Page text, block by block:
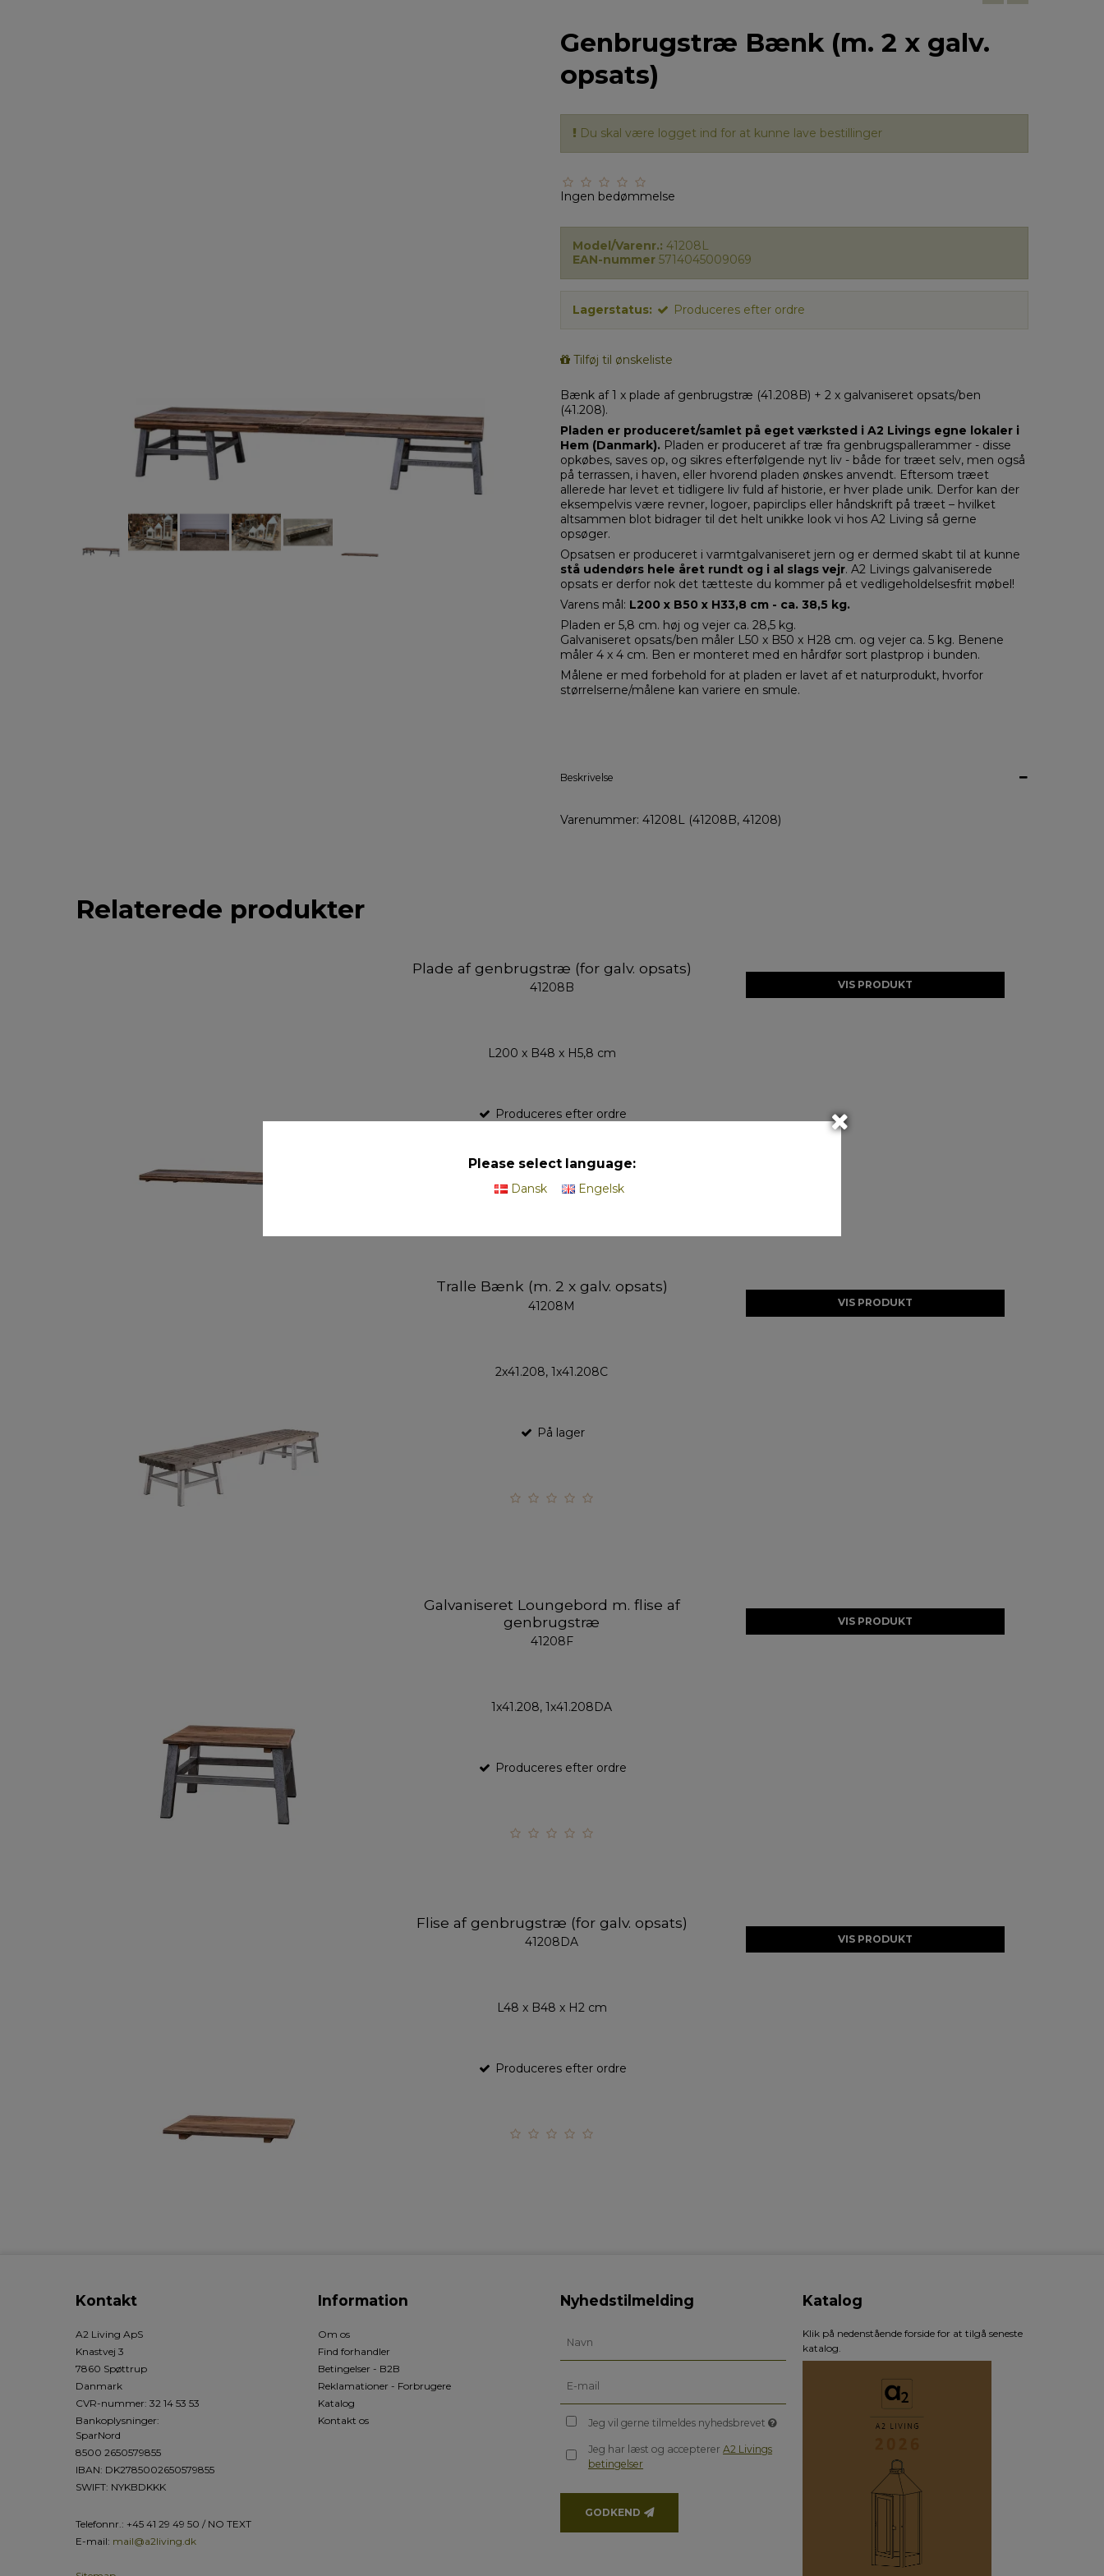
Genbrugstræ Bænk (m. 2 x galv.
opsats)
Du skal være logget ind for at kunne lave bestillinger
Ingen bedømmelse
Model/Varenr.: 41208L
EAN-nummer 5714045009069
Lagerstatus: Produceres efter ordre
Tilføj til ønskeliste
Bænk af 1 x plade af genbrugstræ (41.208B) + 2 x galvaniseret opsats/ben
(41.208).
Pladen er produceret/samlet på eget værksted i A2 Livings egne lokaler i
Hem (Danmark). Pladen er produceret af træ fra genbrugspallerammer - disse
opkøbes, saves op, og sikres efterfølgende nyt liv - både for træet selv, men også
på terrassen, i haven, eller hvorend pladen ønskes anvendt. Eftersom træet
allerede har levet et tidligere liv fuld af historie, er hver plade unik. Derfor kan der
eksempelvis være revner, logoer, papirclips eller håndskrift på træet – hvilket
altsammen blot bidrager til det helt unikke look vi hos A2 Living så gerne
opsøger.
Opsatsen er produceret i varmtgalvaniseret jern og er dermed skabt til at kunne
stå udendørs hele året rundt og i al slags vejr. A2 Livings galvaniserede
opsats er derfor nok det tætteste du kommer på et vedligeholdelsesfrit møbel!
Varens mål: L200 x B50 x H33,8 cm - ca. 38,5 kg.
Pladen er 5,8 cm. høj og vejer ca. 28,5 kg.
Galvaniseret opsats/ben måler L50 x B50 x H28 cm. og vejer ca. 5 kg. Benene
måler 4 x 4 cm. Ben er monteret med en hårdfør sort plastprop i bunden.
Målene er med forbehold for at pladen er lavet af et naturprodukt, hvorfor
størrelserne/målene kan variere en smule.
Beskrivelse
Varenummer: 41208L (41208B, 41208)
Relaterede produkter
Plade af genbrugstræ (for galv. opsats)
41208B
L200 x B48 x H5,8 cm
Produceres efter ordre
VIS PRODUKT
Tralle Bænk (m. 2 x galv. opsats)
41208M
2x41.208, 1x41.208C
På lager
VIS PRODUKT
Galvaniseret Loungebord m. flise af
genbrugstræ
41208F
1x41.208, 1x41.208DA
Produceres efter ordre
VIS PRODUKT
Flise af genbrugstræ (for galv. opsats)
41208DA
L48 x B48 x H2 cm
Produceres efter ordre
VIS PRODUKT
Kontakt
A2 Living ApS
Knastvej 3
7860 Spøttrup
Danmark
CVR-nummer: 32 14 53 53
Bankoplysninger:
SparNord
8500 2650579855
IBAN: DK2785002650579855
SWIFT: NYKBDKKK
Telefonnr.: +45 41 29 49 50 / NO TEXT
E-mail: mail@a2living.dk
Information
Om os
Find forhandler
Betingelser - B2B
Reklamationer - Forbrugere
Katalog
Kontakt os
Nyhedstilmelding
Jeg vil gerne tilmeldes nyhedsbrevet
Jeg har læst og acceptererA2 Livings
betingelser
GODKEND
Katalog
Klik på nedenstående forside for at tilgå seneste
katalog.
Please select language:
Dansk Engelsk